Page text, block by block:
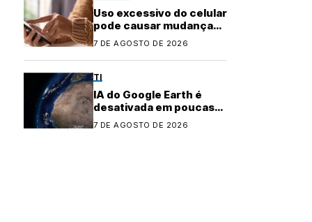
Uso excessivo do celular
pode causar mudanças
físicas no corpo
7 DE AGOSTO DE 2026
TI
IA do Google Earth é
desativada em poucas
horas após controvérsia
7 DE AGOSTO DE 2026